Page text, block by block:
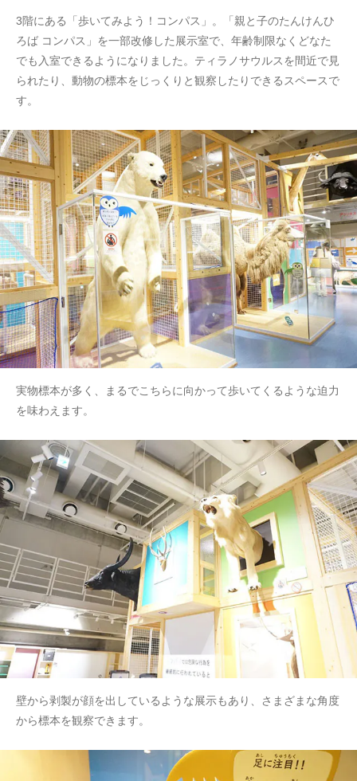
3階にある「歩いてみよう！コンパス」。「親と子のたんけんひ
ろば コンパス」を一部改修した展示室で、年齢制限なくどなた
でも入室できるようになりました。ティラノサウルスを間近で見
られたり、動物の標本をじっくりと観察したりできるスペースで
す。
実物標本が多く、まるでこちらに向かって歩いてくるような迫力
を味わえます。
壁から剥製が顔を出しているような展示もあり、さまざまな角度
から標本を観察できます。